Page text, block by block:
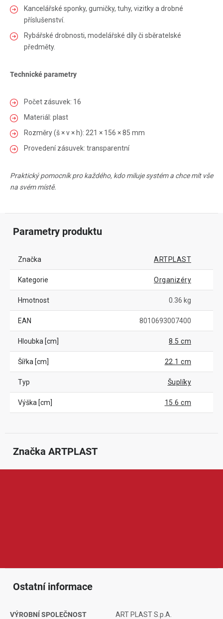
Kancelářské sponky, gumičky, tuhy, vizitky a drobné
příslušenství.
Rybářské drobnosti, modelářské díly či sběratelské
předměty.
Technické parametry
Počet zásuvek: 16
Materiál: plast
Rozměry (š × v × h): 221 × 156 × 85 mm
Provedení zásuvek: transparentní
Praktický pomocník pro každého, kdo miluje systém a chce mít vše
na svém místě.
Parametry produktu
Značka ARTPLAST
Kategorie Organizéry
Hmotnost 0.36 kg
EAN 8010693007400
Hloubka [cm] 8.5 cm
Šířka [cm] 22.1 cm
Typ Šuplíky
Výška [cm] 15.6 cm
Značka ARTPLAST
Ostatní informace
VÝROBNÍ SPOLEČNOST ART PLAST S.p.A.